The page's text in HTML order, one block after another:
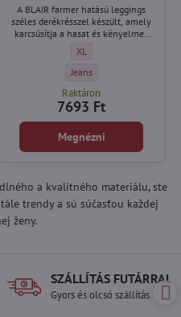
DEN BasBleu - Méret:
BasBleu - Szín:
A BLAIR farmer hatású leggings
széles derékrésszel készült, amely
karcsúsítja a hasat és kényelmes
Női farmer hatású
XL
Női farmer hatású
Jeans
Raktáron
7693 Ft
Megnézni
a kvalitného materiálu, ste
trendy a sú súčasťou každej
ženy.
SZÁLLÍTÁS FUTÁRRAL
Gyors és olcsó szállítás